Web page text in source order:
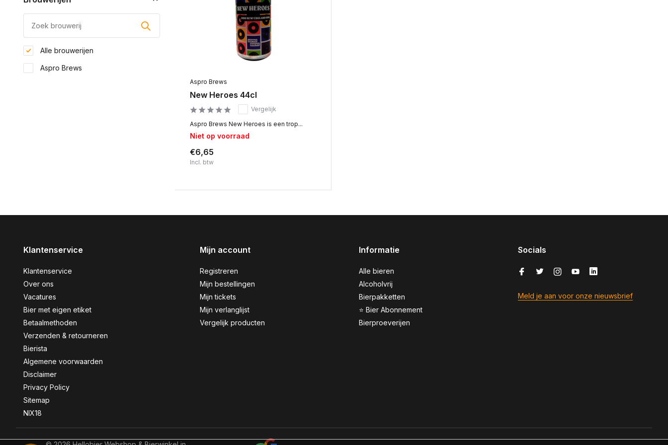
Alle brouwerijen
Aspro Brews
Aspro Brews
New Heroes 44cl
Vergelijk
Aspro Brews New Heroes is een trop...
Niet op voorraad
€6,65
Incl. btw
Klantenservice
Klantenservice
Over ons
Vacatures
Bier met eigen etiket
Betaalmethoden
Verzenden & retourneren
Bierista
Algemene voorwaarden
Disclaimer
Privacy Policy
Sitemap
NIX18
Mijn account
Registreren
Mijn bestellingen
Mijn tickets
Mijn verlanglijst
Vergelijk producten
Informatie
Alle bieren
Alcoholvrij
Bierpakketten
⭐ Bier Abonnement
Bierproeverijen
Socials
Meld je aan voor onze nieuwsbrief